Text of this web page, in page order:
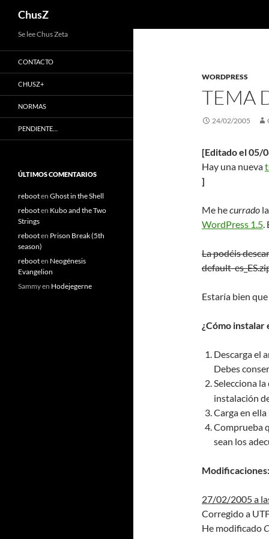
Saltar
al
contenido
ChusZ
WORDPRESS
TEMA
24/02/2005
[Editado el 05/
Hay una nueva
]
Me hecurrado
WordPress 1.5.
La podéis
default-
Estaría bien
¿Cómo instalar
Descarga el
Debes
Selecciona
instalación
Carga en
Comprueba
sean los
Modificaciones:
27/02/2005 a
Corregido a
He modificado
Se lee Chus Zeta
CONTACTO
CHUSZ+
NORMAS
PENDIENTE…
ÚLTIMOS COMENTARIOS
rebooten Ghost in the Shell
rebooten Kubo and the Two
Strings
rebooten Prison Break (5th
season)
rebooten Neogénesis
Evangelion
Sammyen Hodejegerne